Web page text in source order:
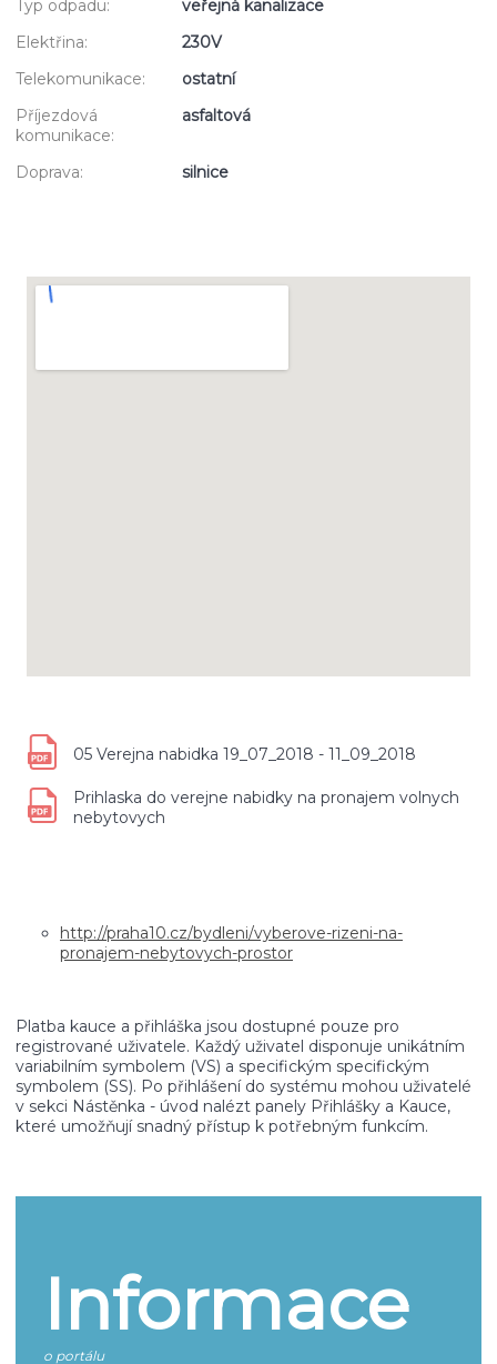
Typ odpadu:
veřejná kanalizace
Elektřina:
230V
Telekomunikace:
ostatní
Příjezdová
komunikace:
asfaltová
Doprava: silnice
05 Verejna nabidka 19_07_2018 - 11_09_2018
Prihlaska do verejne nabidky na pronajem volnych
nebytovych
http://praha10.cz/bydleni/vyberove-rizeni-na-
pronajem-nebytovych-prostor
Platba kauce a přihláška jsou dostupné pouze pro
registrované uživatele. Každý uživatel disponuje unikátním
variabilním symbolem (VS) a specifickým specifickým
symbolem (SS). Po přihlášení do systému mohou uživatelé
v sekci Nástěnka - úvod nalézt panely Přihlášky a Kauce,
které umožňují snadný přístup k potřebným funkcím.
Informace
o portálu